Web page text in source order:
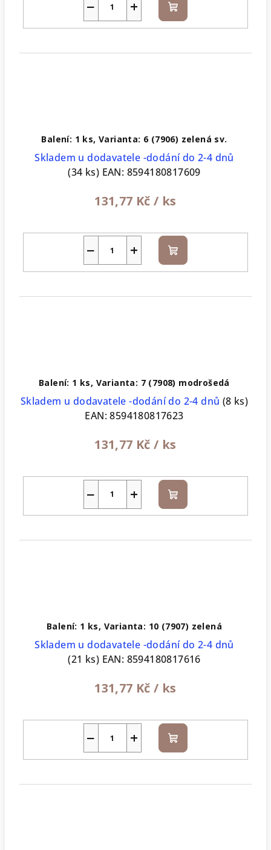
+
− Do
košíku
Balení: 1 ks, Varianta: 6 (7906) zelená sv.
Skladem u dodavatele -dodání do 2-4 dnů
(34 ks) EAN: 8594180817609
131,77 Kč/ ks
+
− Do
košíku
Balení: 1 ks, Varianta: 7 (7908) modrošedá
Skladem u dodavatele -dodání do 2-4 dnů (8 ks)
EAN: 8594180817623
131,77 Kč/ ks
+
− Do
košíku
Balení: 1 ks, Varianta: 10 (7907) zelená
Skladem u dodavatele -dodání do 2-4 dnů
(21 ks) EAN: 8594180817616
131,77 Kč/ ks
+
− Do
košíku